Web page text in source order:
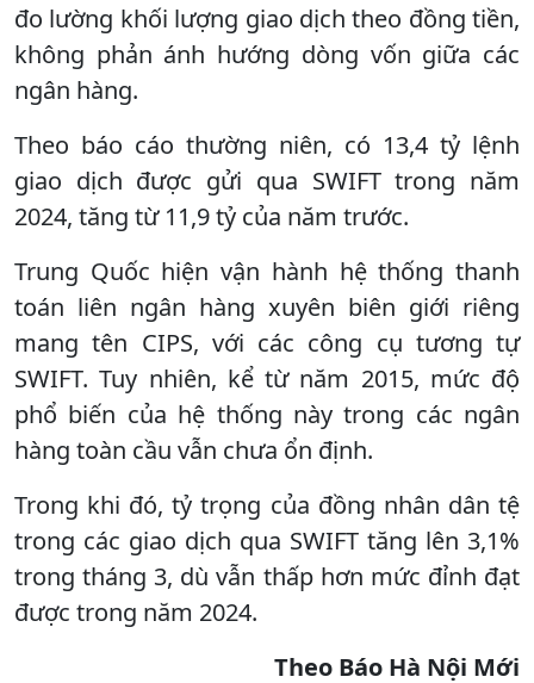
đo lường khối lượng giao dịch theo đồng tiền,
không phản ánh hướng dòng vốn giữa các
ngân hàng.
Theo báo cáo thường niên, có 13,4 tỷ lệnh
giao dịch được gửi qua SWIFT trong năm
2024, tăng từ 11,9 tỷ của năm trước.
Trung Quốc hiện vận hành hệ thống thanh
toán liên ngân hàng xuyên biên giới riêng
mang tên CIPS, với các công cụ tương tự
SWIFT. Tuy nhiên, kể từ năm 2015, mức độ
phổ biến của hệ thống này trong các ngân
hàng toàn cầu vẫn chưa ổn định.
Trong khi đó, tỷ trọng của đồng nhân dân tệ
trong các giao dịch qua SWIFT tăng lên 3,1%
trong tháng 3, dù vẫn thấp hơn mức đỉnh đạt
được trong năm 2024.
Theo Báo Hà Nội Mới